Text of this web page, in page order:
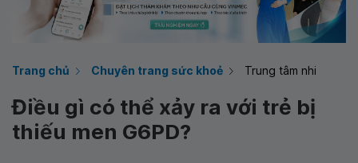
Trang chủ Chuyên trang sức khoẻ Trung tâm nhi
Điều gì có thể xảy ra với trẻ bị
thiếu men G6PD?